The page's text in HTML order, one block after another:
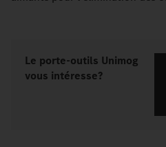
Le porte-outils Unimog
vous intéresse?